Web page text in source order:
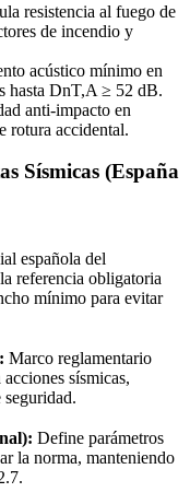
resistencia al fuego de
de incendio y
acústico mínimo en
hasta DnT,A ≥ 52 dB.
anti-impacto en
rotura accidental.
Sísmicas (España
española del
referencia obligatoria
mínimo para evitar
Marco reglamentario
sísmicas,
Define parámetros
la norma, manteniendo